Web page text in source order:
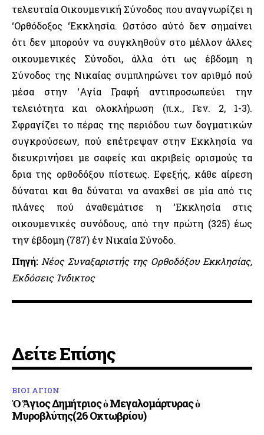
τελευταία Οικουμενική Σύνοδος που αναγνωρίζει η
‘Ορθόδοξος ‘Εκκλησία. Ωστόσο αύτό δεν σημαίνει
ότι δεν μπορούν να συγκληθοΰν στο μέλλον άλλες
οικουμενικές Σύνοδοι, άλλα ότι ως έβδομη η
Σύνοδος της Νικαίας συμπληρώνει τον αριθμό πού
μέσα στην ‘Αγία Γραφή αντιπροσωπεύει την
τελειότητα και ολοκλήρωση (π.χ., Γεν. 2, 1-3).
Σφραγίζει το πέρας της περιόδου των δογματικών
συγκρούσεων, πού επέτρεψαν στην Εκκλησία να
διευκρινήσει με σαφείς και ακριβείς ορισμούς τα
δρια της ορθοδόξου πίστεως. Εφεξής, κάθε αίρεση
δύναται και θα δύναται να αναχθεί σε μία από τις
πλάνες πού άναθεμάτισε η ‘Εκκλησία στις
οικουμενικές συνόδους, από την πρώτη (325) έως
την έβδομη (787) έν Νικαία Σύνοδο.
Πηγή: Νέος Συναξαριστής της Ορθοδόξου Εκκλησίας,
Εκδόσεις Ίνδικτος
Δείτε Επίσης
ΒΙΟΙ ΑΓΙΩΝ
Ὁ Ἅγιος Δημήτριος ὁ Μεγαλομάρτυρας ὁ
Μυροβλύτης(26 Οκτωβρίου)